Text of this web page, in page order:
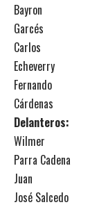
Bayron
Garcés
Carlos
Echeverry
Fernando
Cárdenas
Delanteros:
Wilmer
Parra Cadena
Juan
José Salcedo